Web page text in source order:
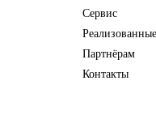
Сервис
Партнёрам
Контакты